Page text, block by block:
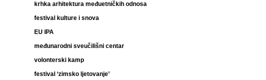
krhka arhitektura međuetničkih odnosa
festival kulture i snova
EU IPA
međunarodni sveučilišni centar
volonterski kamp
festival ‘zimsko ljetovanje’